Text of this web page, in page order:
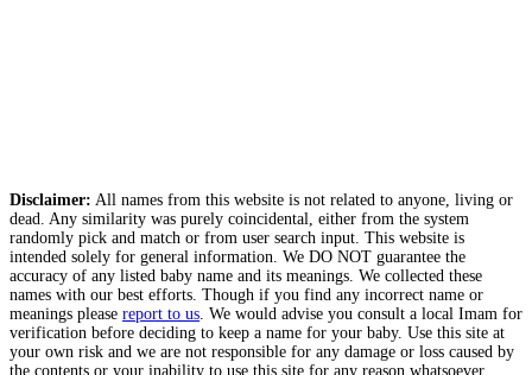
Disclaimer: All names from this website is not related to anyone, living or
dead. Any similarity was purely coincidental, either from the system
randomly pick and match or from user search input. This website is
intended solely for general information. We DO NOT guarantee the
accuracy of any listed baby name and its meanings. We collected these
names with our best efforts. Though if you find any incorrect name or
meanings please report to us . We would advise you consult a local Imam for
verification before deciding to keep a name for your baby. Use this site at
your own risk and we are not responsible for any damage or loss caused by
the contents or your inability to use this site for any reason whatsoever.